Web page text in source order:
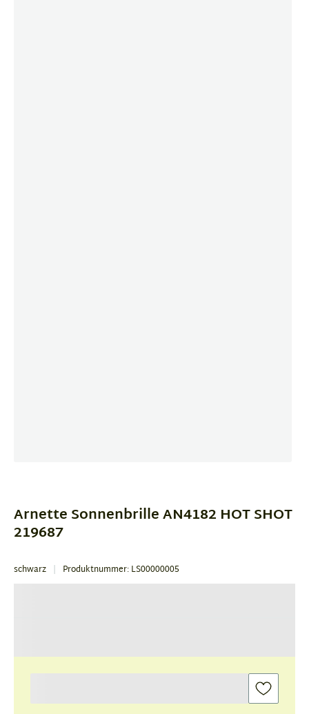
1
Arnette Sonnenbrille AN4182 HOT SHOT
219687
schwarz Produktnummer: LS00000005